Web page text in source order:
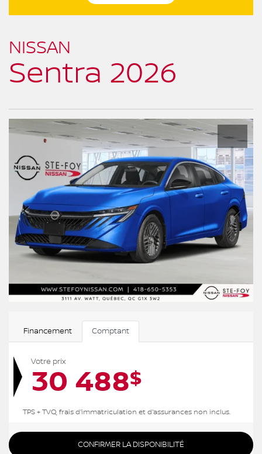
NISSAN
Sentra 2026
Financement Comptant
Votre prix
30 488$
TPS + TVQ, frais d'immatriculation et d'assurances non inclus.
CONFIRMER LA DISPONIBILITÉ